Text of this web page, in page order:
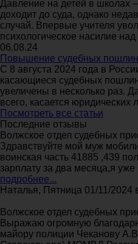
Давление на детей в школах
доходит до суда, однако
случай. Впервые учителя
психологическое насилие
06.08.24
Повышение судебных пошлин
С 8 августа 2024 года в
касающиеся судебных
увеличены в несколько раз.
всего, касается юридических
Посмотреть все статьи
Последние отзывы
Волжское отдел судебных
Здравствуйте мой муж
воинская часть 41885 ,439
зарплату за два месяца,я уже
подробнее...
Наталья, Пятница 01/11/2024
Волжское отдел судебных
Выражаю огромную
майору полиции Чеканову